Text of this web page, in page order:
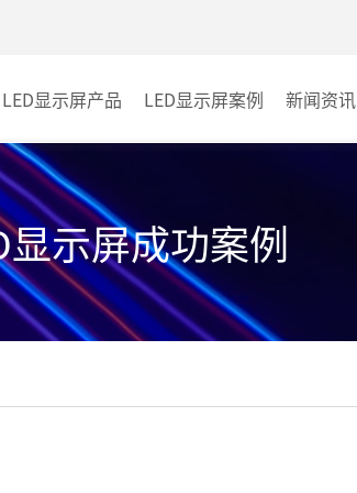
LED显示屏产品
小间距LED显示屏
室内LED显示屏
户外LED显示屏
租赁LED显示屏
LED显示屏案例
户外
其它
新闻资讯
显示屏成功案例